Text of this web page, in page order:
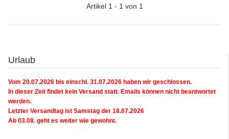
Artikel 1 - 1 von 1
Urlaub
Vom 20.07.2026 bis einschl. 31.07.2026 haben wir geschlossen.
In dieser Zeit findet kein Versand statt. Emails können nicht beantwortet
werden.
Letzter Versandtag ist Samstag der 18.07.2026
Ab 03.08. geht es weiter wie gewohnt.